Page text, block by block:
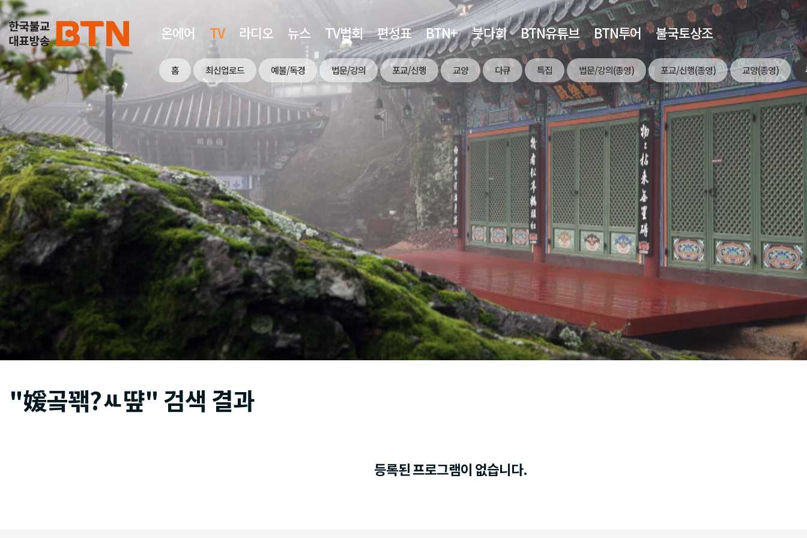
온에어 TV 라디오 뉴스 TV법회 편성표 BTN+ 붓다회 BTN유튜브 BTN투어 불국토상조
홈 최신업로드 예불/독경 법문/강의 포교/신행 교양 다큐 특집 법문/강의(종영) 포교/신행(종영) 교양(종영)
"媛곸꽦?ㅻ떂" 검색 결과
등록된 프로그램이 없습니다.